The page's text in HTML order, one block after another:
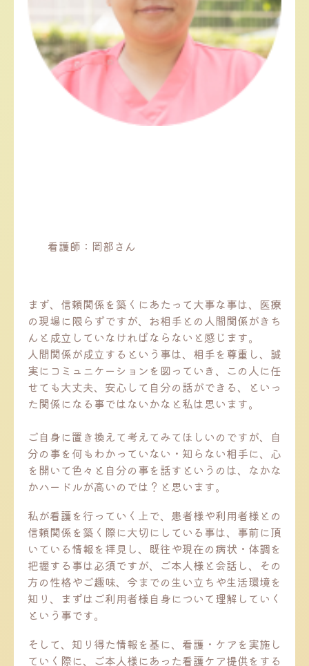
看護師：岡部さん
まず、信頼関係を築くにあたって大事な事は、医療
の現場に限らずですが、お相手との人間関係がきち
んと成立していなければならないと感じます。
人間関係が成立するという事は、相手を尊重し、誠
実にコミュニケーションを図っていき、この人に任
せても大丈夫、安心して自分の話ができる、といっ
た関係になる事ではないかなと私は思います。
ご自身に置き換えて考えてみてほしいのですが、自
分の事を何もわかっていない・知らない相手に、心
を開いて色々と自分の事を話すというのは、なかな
かハードルが高いのでは？と思います。
私が看護を行っていく上で、患者様や利用者様との
信頼関係を築く際に大切にしている事は、事前に頂
いている情報を拝見し、既往や現在の病状・体調を
把握する事は必須ですが、ご本人様と会話し、その
方の性格やご趣味、今までの生い立ちや生活環境を
知り、まずはご利用者様自身について理解していく
という事です。
そして、知り得た情報を基に、看護・ケアを実施し
ていく際に、ご本人様にあった看護ケア提供をする